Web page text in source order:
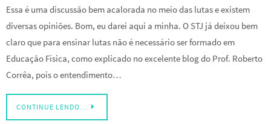
Essa é uma discussão bem acalorada no meio das lutas e existem
diversas opiniões. Bom, eu darei aqui a minha. O STJ já deixou bem
claro que para ensinar lutas não é necessário ser formado em
Educação Física, como explicado no excelente blog do Prof. Roberto
Corrêa, pois o entendimento…
CONTINUE LENDO…